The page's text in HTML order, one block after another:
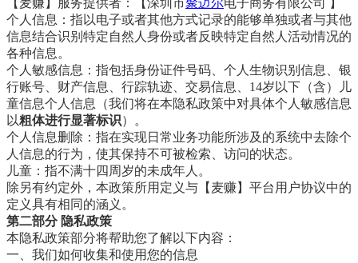
个人信息：指以电子或者其他方式记录的能够单独或者与其他
信息结合识别特定自然人身份或者反映特定自然人活动情况的
各种信息。
个人敏感信息：指包括身份证件号码、个人生物识别信息、银
行账号、财产信息、行踪轨迹、交易信息、14岁以下（含）儿
童信息个人信息（我们将在本隐私政策中对具体个人敏感信息
以粗体进行显著标识）。
个人信息删除：指在实现日常业务功能所涉及的系统中去除个
人信息的行为，使其保持不可被检索、访问的状态。
儿童：指不满十四周岁的未成年人。
除另有约定外，本政策所用定义与【麦赚】平台用户协议中的
定义具有相同的涵义。
第二部分 隐私政策
本隐私政策部分将帮助您了解以下内容：
一、我们如何收集和使用您的信息